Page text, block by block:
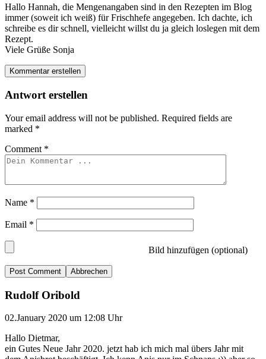
Hallo Hannah, die Mengenangaben sind in den Rezepten im Blog
immer (soweit ich weiß) für Frischhefe angegeben. Ich dachte, ich
schreibe es dir schnell, vielleicht willst du ja gleich loslegen mit dem
Rezept.
Viele Grüße Sonja
Kommentar erstellen
Antwort erstellen
Your email address will not be published. Required fields are
marked *
Comment *
Name *
Email *
Bild hinzufügen (optional)
Abbrechen
Rudolf Oribold
02.January 2020 um 12:08 Uhr
Hallo Dietmar,
ein Gutes Neue Jahr 2020. jetzt hab ich mich mal übers Jahr mit